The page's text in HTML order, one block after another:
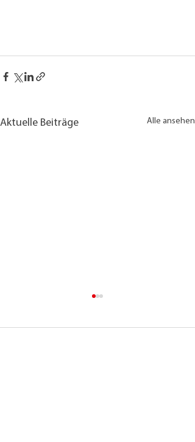
Aktuelle Beiträge Alle ansehen